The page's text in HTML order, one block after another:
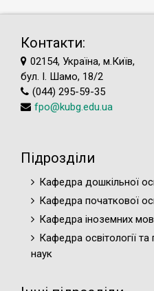
Контакти:
02154, Україна, м.Київ,
бул. І. Шамо, 18/2
(044) 295-59-35
fpo@kubg.edu.ua
Підрозділи
Кафедра дошкільної
Кафедра початкової
Кафедра іноземних мов
Кафедра освітології
наук